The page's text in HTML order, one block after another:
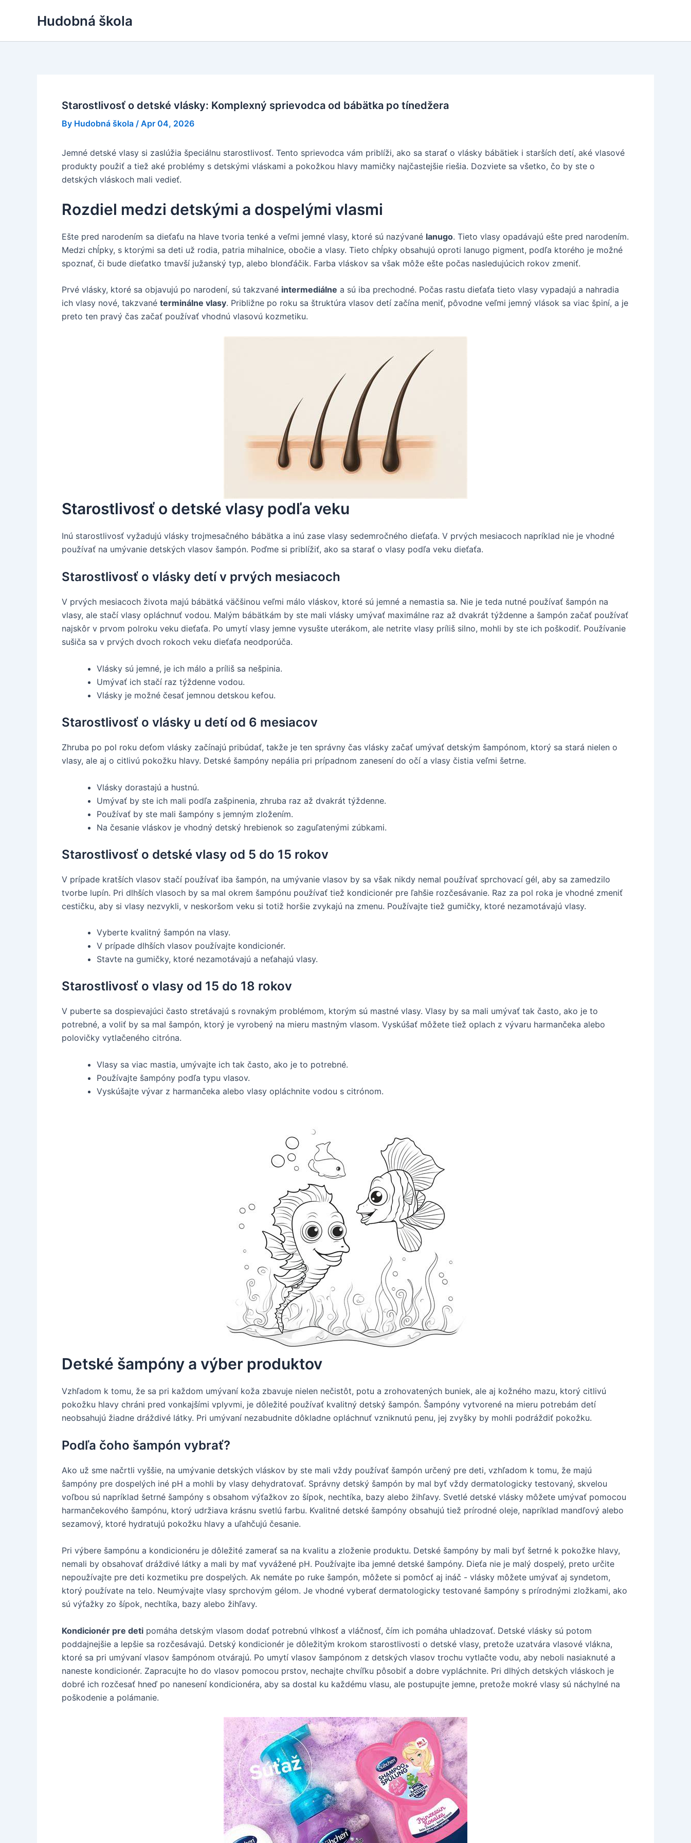
Hudobná škola
Starostlivosť o detské vlásky: Komplexný sprievodca od bábätka po tínedžera
By Hudobná škola / Apr 04, 2026
Jemné detské vlasy si zaslúžia špeciálnu starostlivosť. Tento sprievodca vám priblíži, ako sa starať o vlásky bábätiek i starších detí, aké vlasové
produkty použiť a tiež aké problémy s detskými vláskami a pokožkou hlavy mamičky najčastejšie riešia. Dozviete sa všetko, čo by ste o
detských vláskoch mali vedieť.
Rozdiel medzi detskými a dospelými vlasmi
Ešte pred narodením sa dieťaťu na hlave tvoria tenké a veľmi jemné vlasy, ktoré sú nazývané lanugo. Tieto vlasy opadávajú ešte pred narodením.
Medzi chĺpky, s ktorými sa deti už rodia, patria mihalnice, obočie a vlasy. Tieto chĺpky obsahujú oproti lanugo pigment, podľa ktorého je možné
spoznať, či bude dieťatko tmavší južanský typ, alebo blonďáčik. Farba vláskov sa však môže ešte počas nasledujúcich rokov zmeniť.
Prvé vlásky, ktoré sa objavujú po narodení, sú takzvané intermediálne a sú iba prechodné. Počas rastu dieťaťa tieto vlasy vypadajú a nahradia
ich vlasy nové, takzvané terminálne vlasy. Približne po roku sa štruktúra vlasov detí začína meniť, pôvodne veľmi jemný vlások sa viac špiní, a je
preto ten pravý čas začať používať vhodnú vlasovú kozmetiku.
Starostlivosť o detské vlasy podľa veku
Inú starostlivosť vyžadujú vlásky trojmesačného bábätka a inú zase vlasy sedemročného dieťaťa. V prvých mesiacoch napríklad nie je vhodné
používať na umývanie detských vlasov šampón. Poďme si priblížiť, ako sa starať o vlasy podľa veku dieťaťa.
Starostlivosť o vlásky detí v prvých mesiacoch
V prvých mesiacoch života majú bábätká väčšinou veľmi málo vláskov, ktoré sú jemné a nemastia sa. Nie je teda nutné používať šampón na
vlasy, ale stačí vlasy opláchnuť vodou. Malým bábätkám by ste mali vlásky umývať maximálne raz až dvakrát týždenne a šampón začať používať
najskôr v prvom polroku veku dieťaťa. Po umytí vlasy jemne vysušte uterákom, ale netrite vlasy príliš silno, mohli by ste ich poškodiť. Používanie
sušiča sa v prvých dvoch rokoch veku dieťaťa neodporúča.
Vlásky sú jemné, je ich málo a príliš sa nešpinia.
Umývať ich stačí raz týždenne vodou.
Vlásky je možné česať jemnou detskou kefou.
Starostlivosť o vlásky u detí od 6 mesiacov
Zhruba po pol roku deťom vlásky začínajú pribúdať, takže je ten správny čas vlásky začať umývať detským šampónom, ktorý sa stará nielen o
vlasy, ale aj o citlivú pokožku hlavy. Detské šampóny nepália pri prípadnom zanesení do očí a vlasy čistia veľmi šetrne.
Vlásky dorastajú a hustnú.
Umývať by ste ich mali podľa zašpinenia, zhruba raz až dvakrát týždenne.
Používať by ste mali šampóny s jemným zložením.
Na česanie vláskov je vhodný detský hrebienok so zaguľatenými zúbkami.
Starostlivosť o detské vlasy od 5 do 15 rokov
V prípade kratších vlasov stačí používať iba šampón, na umývanie vlasov by sa však nikdy nemal používať sprchovací gél, aby sa zamedzilo
tvorbe lupín. Pri dlhších vlasoch by sa mal okrem šampónu používať tiež kondicionér pre ľahšie rozčesávanie. Raz za pol roka je vhodné zmeniť
cestičku, aby si vlasy nezvykli, v neskoršom veku si totiž horšie zvykajú na zmenu. Používajte tiež gumičky, ktoré nezamotávajú vlasy.
Vyberte kvalitný šampón na vlasy.
V prípade dlhších vlasov používajte kondicionér.
Stavte na gumičky, ktoré nezamotávajú a neťahajú vlasy.
Starostlivosť o vlasy od 15 do 18 rokov
V puberte sa dospievajúci často stretávajú s rovnakým problémom, ktorým sú mastné vlasy. Vlasy by sa mali umývať tak často, ako je to
potrebné, a voliť by sa mal šampón, ktorý je vyrobený na mieru mastným vlasom. Vyskúšať môžete tiež oplach z vývaru harmančeka alebo
polovičky vytlačeného citróna.
Vlasy sa viac mastia, umývajte ich tak často, ako je to potrebné.
Používajte šampóny podľa typu vlasov.
Vyskúšajte vývar z harmančeka alebo vlasy opláchnite vodou s citrónom.
Detské šampóny a výber produktov
Vzhľadom k tomu, že sa pri každom umývaní koža zbavuje nielen nečistôt, potu a zrohovatených buniek, ale aj kožného mazu, ktorý citlivú
pokožku hlavy chráni pred vonkajšími vplyvmi, je dôležité používať kvalitný detský šampón. Šampóny vytvorené na mieru potrebám detí
neobsahujú žiadne dráždivé látky. Pri umývaní nezabudnite dôkladne opláchnuť vzniknutú penu, jej zvyšky by mohli podráždiť pokožku.
Podľa čoho šampón vybrať?
Ako už sme načrtli vyššie, na umývanie detských vláskov by ste mali vždy používať šampón určený pre deti, vzhľadom k tomu, že majú
šampóny pre dospelých iné pH a mohli by vlasy dehydratovať. Správny detský šampón by mal byť vždy dermatologicky testovaný, skvelou
voľbou sú napríklad šetrné šampóny s obsahom výťažkov zo šípok, nechtíka, bazy alebo žihľavy. Svetlé detské vlásky môžete umývať pomocou
harmančekového šampónu, ktorý udržiava krásnu svetlú farbu. Kvalitné detské šampóny obsahujú tiež prírodné oleje, napríklad mandľový alebo
sezamový, ktoré hydratujú pokožku hlavy a uľahčujú česanie.
Pri výbere šampónu a kondicionéru je dôležité zamerať sa na kvalitu a zloženie produktu. Detské šampóny by mali byť šetrné k pokožke hlavy,
nemali by obsahovať dráždivé látky a mali by mať vyvážené pH. Používajte iba jemné detské šampóny. Dieťa nie je malý dospelý, preto určite
nepoužívajte pre deti kozmetiku pre dospelých. Ak nemáte po ruke šampón, môžete si pomôcť aj ináč - vlásky môžete umývať aj syndetom,
ktorý používate na telo. Neumývajte vlasy sprchovým gélom. Je vhodné vyberať dermatologicky testované šampóny s prírodnými zložkami, ako
sú výťažky zo šípok, nechtíka, bazy alebo žihľavy.
Kondicionér pre deti pomáha detským vlasom dodať potrebnú vlhkosť a vláčnosť, čím ich pomáha uhladzovať. Detské vlásky sú potom
poddajnejšie a lepšie sa rozčesávajú. Detský kondicionér je dôležitým krokom starostlivosti o detské vlasy, pretože uzatvára vlasové vlákna,
ktoré sa pri umývaní vlasov šampónom otvárajú. Po umytí vlasov šampónom z detských vlasov trochu vytlačte vodu, aby neboli nasiaknuté a
naneste kondicionér. Zapracujte ho do vlasov pomocou prstov, nechajte chvíľku pôsobiť a dobre vypláchnite. Pri dlhých detských vláskoch je
dobré ich rozčesať hneď po nanesení kondicionéra, aby sa dostal ku každému vlasu, ale postupujte jemne, pretože mokré vlasy sú náchylné na
poškodenie a polámanie.